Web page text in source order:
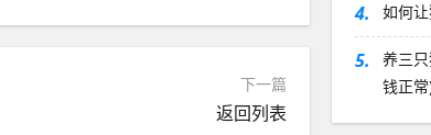
下一篇
返回列表
4. 如何
5.
养三
钱正